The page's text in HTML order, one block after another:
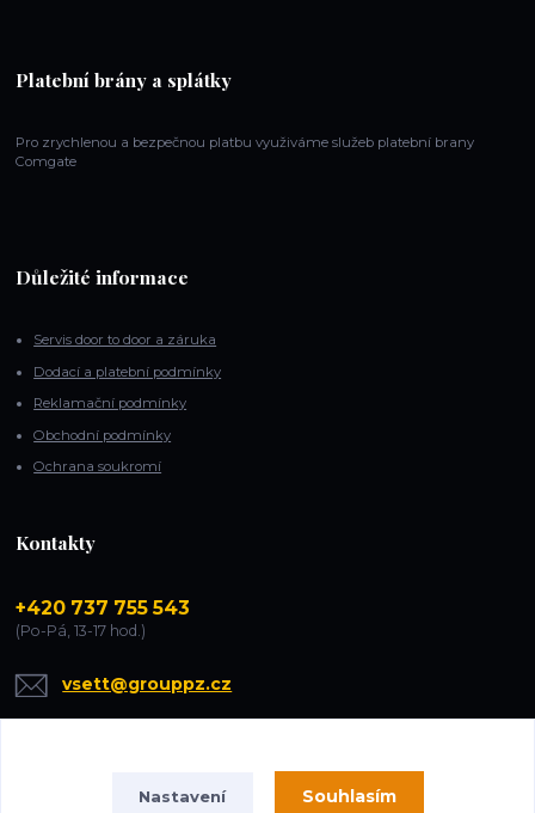
Platební brány a splátky
Pro zrychlenou a bezpečnou platbu využiváme služeb platební brany
Comgate
Důležité informace
Servis door to door a záruka
Dodací a platební podmínky
Reklamační podmínky
Obchodní podmínky
Ochrana soukromí
Kontakty
+420 737 755 543
(Po-Pá, 13-17 hod.)
vsett@grouppz.cz
Nastavení Souhlasím